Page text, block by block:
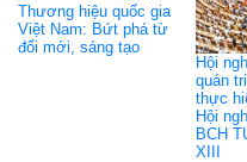
Thương hiệu quốc gia
Việt Nam: Bứt phá từ
đổi mới, sáng tạo
Hội
quán
thực
Hội
BCH
XIII